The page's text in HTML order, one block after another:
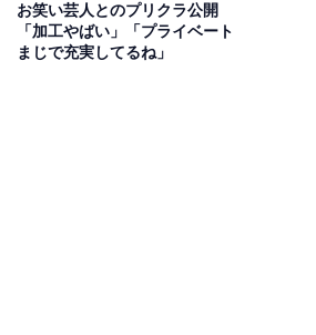
お笑い芸人とのプリクラ公開
「加工やばい」「プライベート
まじで充実してるね」